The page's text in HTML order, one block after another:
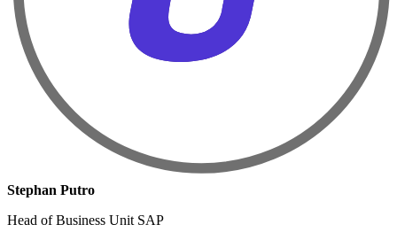
Stephan Putro
Head of Business Unit SAP